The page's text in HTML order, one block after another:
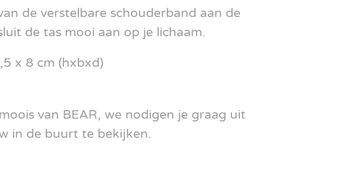
de verstelbare schouderband aan de
de tas mooi aan op je lichaam.
x 8 cm (hxbxd)
van BEAR, we nodigen je graag uit
in de buurt te bekijken.